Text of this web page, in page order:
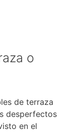
o
de terraza
desperfectos
en el